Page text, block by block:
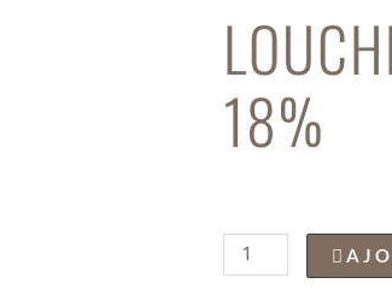
18%
quantité
de